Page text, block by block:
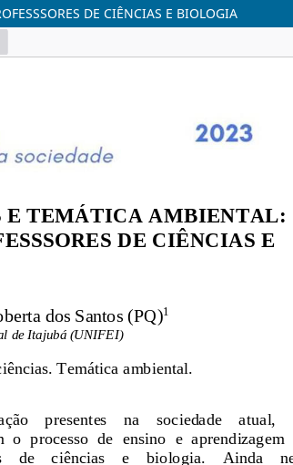
DE CIÊNCIAS E BIOLOGIA